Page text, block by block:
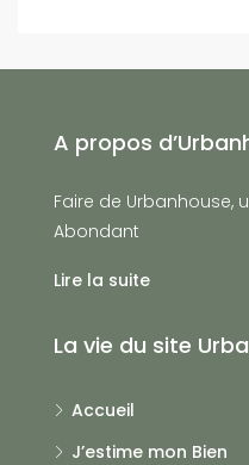
A propos
Faire de Urbanhouse,
Abondant
Lire la suite
La vie du site
Accueil
J’estime mon Bien